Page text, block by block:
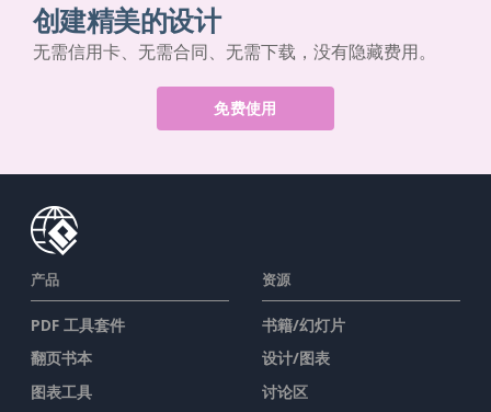
创建精美的设计
无需信用卡、无需合同、无需下载，没有隐藏费用。
免费使用
产品
PDF 工具套件
翻页书本
图表工具
资源
书籍/幻灯片
设计/图表
讨论区